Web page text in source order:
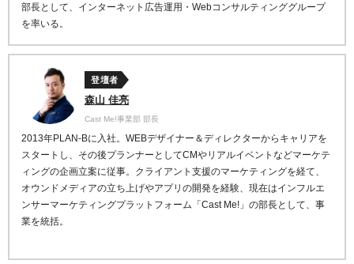
部長として、インターネット広告運用・Webコンサルティンググループ
を率いる。
登壇者
森山 佳亮
Cast Me!事業部 部長
2013年PLAN-Bに入社。 WEBデザイナー＆ディレクターからキャリアを
スタート し、その後プランナーとしてCMやリアルイベントなどマーケテ
ィングの企画立案に従事。 クライアント支援のマーケティングを経て、
オウンドメディアの立ち上げやアプリの開発を経験、現在はインフルエ
ンサーマーケティングプラットフォーム「Cast Me! 」の部長として、事
業を統括。